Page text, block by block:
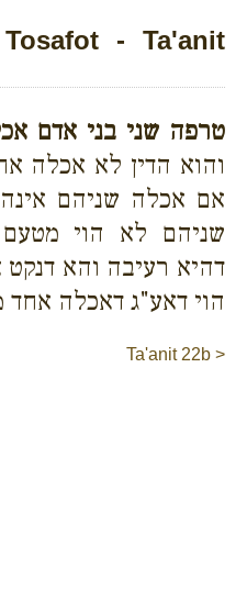
- Ta'anit
טרפה שני בני אדם
והוא הדין לא אכלה
אם אכלה שניהם
שניהם לא הוי
דהיא רעיבה והא
הוי דאע"ג דאכלה אחד
Ta'anit 22b >